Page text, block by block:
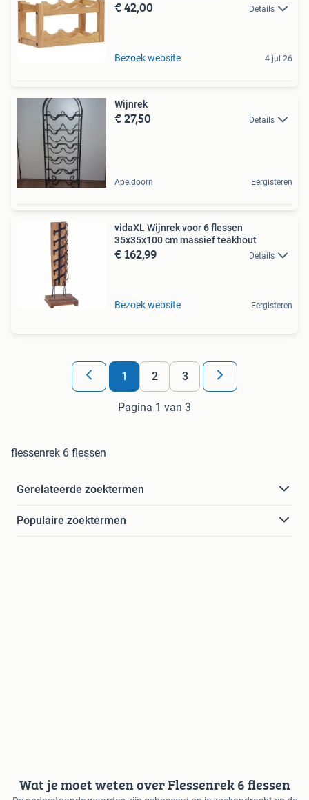
€ 42,00 Details
Bezoek website 4 jul 26
Wijnrek
€ 27,50 Details
Apeldoorn Eergisteren
vidaXL Wijnrek voor 6 flessen
35x35x100 cm massief teakhout
€ 162,99 Details
Bezoek website Eergisteren
1 2 3
Pagina 1 van 3
flessenrek 6 flessen
Gerelateerde zoektermen
Populaire zoektermen
Wat je moet weten over Flessenrek 6 flessen